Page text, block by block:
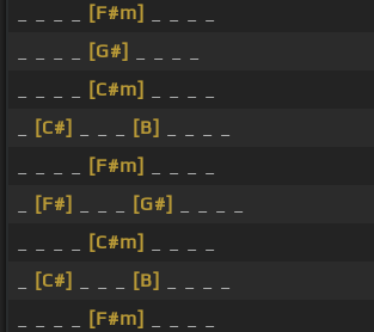
[F#m]
[G#]
[C#m]
[C#] [B]
[F#m]
[F#] [G#]
[C#m]
[C#] [B]
[F#m]